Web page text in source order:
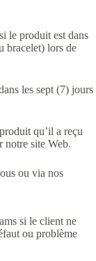
le produit est dans
bracelet) lors de
les sept (7) jours
qu’il a reçu
notre site Web.
ou via nos
si le client ne
ou problème